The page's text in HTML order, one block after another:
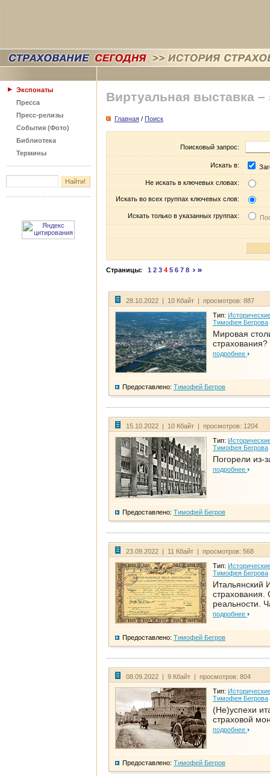
Экспонаты
Пресса
Пресс-релизы
События (Фото)
Библиотека
Термины
Виртуальная выставка –
Главная / Поиск
Поисковый запрос:
Искать в:
Не искать в ключевых словах:
Искать во всех группах ключевых слов:
Искать только в указанных группах:
Страницы: 1 2 3 4 5 6 7 8
28.10.2022 | 10 Кбайт | просмотров: 887
Тип:
Тимофея Бегрова
Мировая
страхования?
подробнее
Предоставлено: Тимофей Бегров
15.10.2022 | 10 Кбайт | просмотров: 1204
Тип:
Тимофея Бегрова
Погорели из-
подробнее
Предоставлено: Тимофей Бегров
23.09.2022 | 11 Кбайт | просмотров: 568
Тип:
Тимофея Бегрова
Итальянский
страхования.
реальности.
подробнее
Предоставлено: Тимофей Бегров
08.09.2022 | 9 Кбайт | просмотров: 804
Тип:
Тимофея Бегрова
(Не)успехи
страховой
подробнее
Предоставлено: Тимофей Бегров